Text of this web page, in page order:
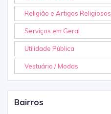
Religião e Artigos Religiosos
Serviços em Geral
Utilidade Pública
Vestuário / Modas
Bairros